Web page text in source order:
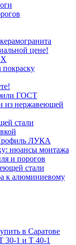
цене!
покраску
ГОСТ
из нержавеющей
стали
ЛУКА
нюансы монтажа
и порогов
стали
к алюминиевому
в Саратове
30-1 и Т 40-1